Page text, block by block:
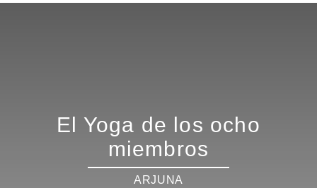
El Yoga de los ocho
miembros
ARJUNA